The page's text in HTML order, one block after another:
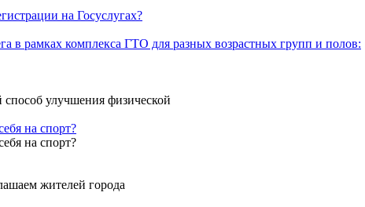
на Госуслугах?
в рамках комплекса ГТО для разных возрастных групп и полов:
улучшения физической
на спорт?️
на спорт?
жителей города